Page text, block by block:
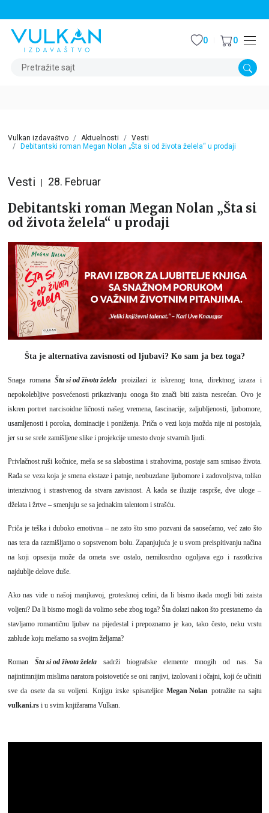
Pretražite sajt
0 0
Vulkan izdavaštvo Aktuelnosti
Vesti
Debitantski roman Megan Nolan „Šta si od života želela“ u prodaji
Vesti 28. Februar
Debitantski roman Megan Nolan „Šta si
od života želela“ u prodaji
Šta je alternativa zavisnosti od ljubavi? Ko sam ja bez toga?
Snaga romanaŠta si od života želela proizilazi iz iskrenog tona, direktnog izraza i
nepokolebljive posvećenosti prikazivanju onoga što znači biti zaista nesrećan. Ovo je
iskren portret narcisoidne ličnosti našeg vremena, fascinacije, zaljubljenosti, ljubomore,
usamljenosti i poroka, dominacije i poniženja. Priča o vezi koja možda nije ni postojala,
jer su se srele zamišljene slike i projekcije umesto dvoje stvarnih ljudi.
Privlačnost ruši kočnice, meša se sa slabostima i strahovima, postaje sam smisao života.
Rađa se veza koja je smena ekstaze i patnje, neobuzdane ljubomore i zadovoljstva, toliko
intenzivnog i strastvenog da stvara zavisnost. A kada se iluzije rasprše, dve uloge –
dželata i žrtve – smenjuju se sa jednakim talentom i strašću.
Priča je teška i duboko emotivna – ne zato što smo pozvani da saosećamo, već zato što
nas tera da razmišljamo o sopstvenom bolu. Zapanjujuća je u svom preispitivanju načina
na koji opsesija može da ometa sve ostalo, nemilosrdno ogoljava ego i razotkriva
najdublje delove duše.
Ako nas vide u našoj manjkavoj, grotesknoj celini, da li bismo ikada mogli biti zaista
voljeni? Da li bismo mogli da volimo sebe zbog toga? Šta dolazi nakon što prestanemo da
stavljamo romantičnu ljubav na pijedestal i prepoznamo je kao, tako često, neku vrstu
zablude koju mešamo sa svojim željama?
Roman Šta si od života želelasadrži biografske elemente mnogih od nas. Sa
najintimnijim mislima naratora poistovetiće se oni ranjivi, izolovani i očajni, koji će učiniti
sve da osete da su voljeni. Knjigu irske spisateljice Megan Nolan potražite na sajtu
vulkani.rsi u svim knjižarama Vulkan.